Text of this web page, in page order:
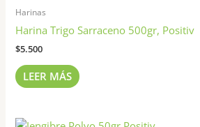
Harinas
Harina Trigo Sarraceno 500gr, Positiv
$5.500
LEER MÁS